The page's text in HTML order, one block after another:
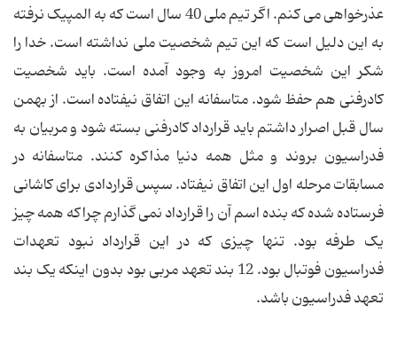
عذرخواهی می کنم. اگر تیم ملی 40 سال است که به المپیک نرفته
به این دلیل است که این تیم شخصیت ملی نداشته است. خدا را
شکر این شخصیت امروز به وجود آمده است. باید شخصیت
کادرفنی هم حفظ شود. متاسفانه این اتفاق نیفتاده است. از بهمن
سال قبل اصرار داشتم باید قرارداد کادرفنی بسته شود و مربیان به
فدراسیون بروند و مثل همه دنیا مذاکره کنند. متاسفانه در
مسابقات مرحله اول این اتفاق نیفتاد. سپس قراردادی برای کاشانی
فرستاده شده که بنده اسم آن را قرارداد نمی گذارم چراکه همه چیز
یک طرفه بود. تنها چیزی که در این قرارداد نبود تعهدات
فدراسیون فوتبال بود. 12 بند تعهد مربی بود بدون اینکه یک بند
تعهد فدراسیون باشد.